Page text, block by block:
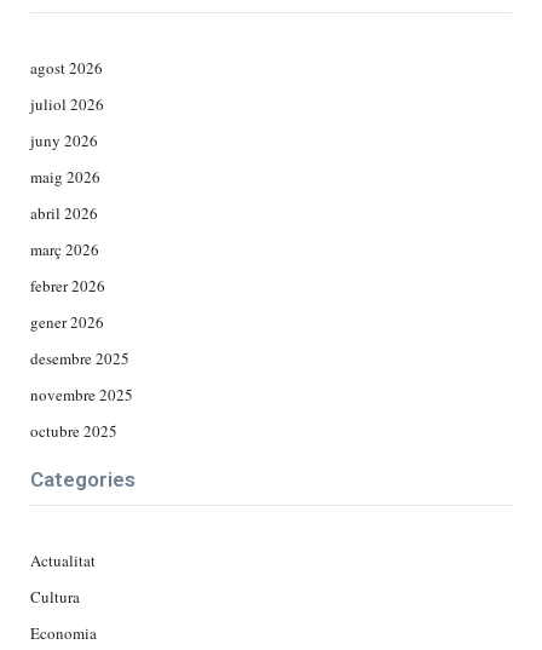
agost 2026
juliol 2026
juny 2026
maig 2026
abril 2026
març 2026
febrer 2026
gener 2026
desembre 2025
novembre 2025
octubre 2025
Categories
Actualitat
Cultura
Economia